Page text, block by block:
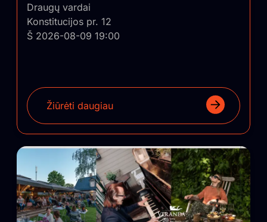
Draugų vardai
Konstitucijos pr. 12
Š 2026-08-09 19:00
Žiūrėti daugiau